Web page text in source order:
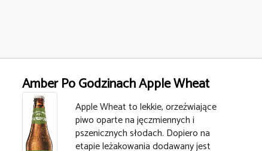
Amber Po Godzinach Apple Wheat
Apple Wheat to lekkie, orzeźwiające
piwo oparte na jęczmiennych i
pszenicznych słodach. Dopiero na
etapie leżakowania dodawany jest